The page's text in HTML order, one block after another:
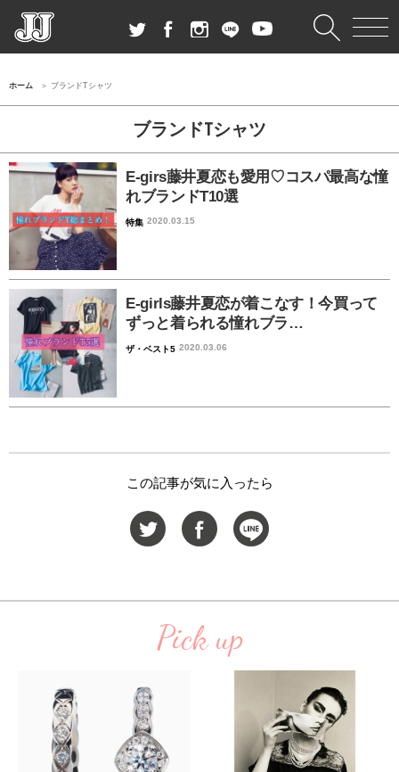
ホーム ブランドTシャツ
ブランドTシャツ
E-girs藤井夏恋も愛用♡コスパ最高な憧
れブランドT10選
特集 2020.03.15
E-girls藤井夏恋が着こなす！今買って
ずっと着られる憧れブラ…
ザ・ベスト5 2020.03.06
この記事が気に入ったら
Pick up